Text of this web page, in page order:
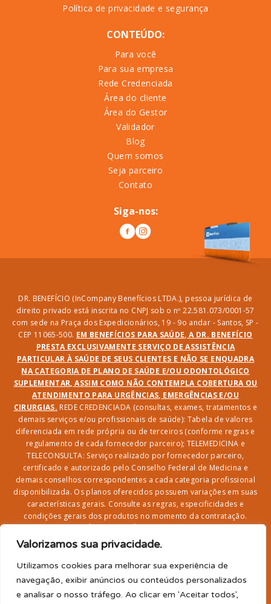
Valorizamos sua privacidade.
Utilizamos cookies para melhorar sua experiência de
navegação, exibir anúncios ou conteúdos personalizados
e analisar o nosso tráfego. Ao clicar em 'Aceitar todos',
Política de privacidade e segurança
CONTEÚDO:
Para você
Para sua empresa
Rede Credenciada
Área do cliente
Área do Gestor
Validador
Blog
Quem somos
Seja parceiro
Contato
Siga-nos:
DR. BENEFÍCIO (InCompany Benefícios LTDA.), pessoa jurídica de
direito privado está inscrita no CNPJ sob o nº 22.581.073/0001-57
com sede na Praça dos Expedicionários, 19 - 9o andar - Santos, SP -
CEP 11065-500. EM BENEFÍCIOS PARA SAÚDE, A DR. BENEFÍCIO
PRESTA EXCLUSIVAMENTE SERVIÇO DE ASSISTÊNCIA
PARTICULAR À SAÚDE DE SEUS CLIENTES E NÃO SE ENQUADRA
NA CATEGORIA DE PLANO DE SAÚDE E/OU ODONTOLÓGICO
SUPLEMENTAR, ASSIM COMO NÃO CONTEMPLA COBERTURA OU
ATENDIMENTO PARA URGÊNCIAS, EMERGÊNCIAS E/OU
CIRURGIAS. REDE CREDENCIADA (consultas, exames, tratamentos e
demais serviços e/ou profissionais de saúde): Tabela de valores
diferenciada em rede própria ou de terceiros (conforme regras e
regulamento de cada fornecedor parceiro); TELEMEDICINA e
TELECONSULTA: Serviço realizado por fornecedor parceiro,
certificado e autorizado pelo Conselho Federal de Medicina e
demais conselhos correspondentes a cada categoria profissional
disponibilizada. Os planos oferecidos possuem variações em suas
características gerais. Consulte as regras, especificidades e
condições gerais dos produtos no momento da contratação.
serviços na rede credenciada;SEGURO DE VIDA, ACIDENTES
PESSOAIS, ASSISTÊNCIA FUNERAL 24H, ASSISTÊNCIA
RESIDENCIAL E SORTEIO: Produto com registro SUSEP
garantido pela SEGUROS SURA (CNPJ sob o nº
adesão/elegibilidade de 64 anos (titular) e carência de 60